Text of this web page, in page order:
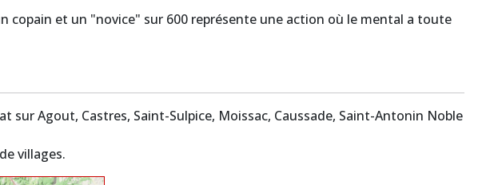
copain et un "novice" sur 600 représente une action où le mental a toute
sur Agout, Castres, Saint-Sulpice, Moissac, Caussade, Saint-Antonin Noble
villages.